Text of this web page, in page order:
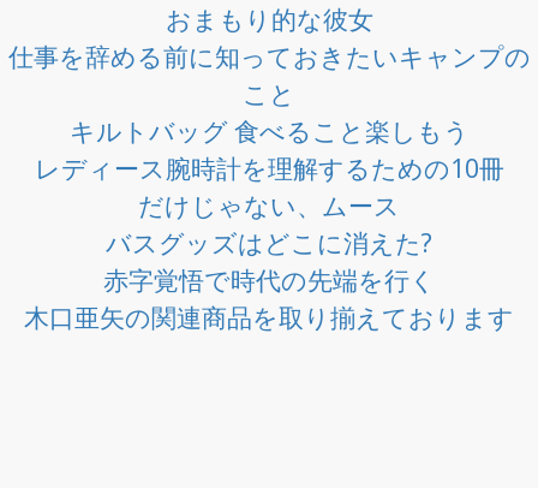
おまもり的な彼女
仕事を辞める前に知っておきたいキャンプの
こと
キルトバッグ 食べること楽しもう
レディース腕時計を理解するための10冊
だけじゃない、ムース
バスグッズはどこに消えた?
赤字覚悟で時代の先端を行く
木口亜矢の関連商品を取り揃えております